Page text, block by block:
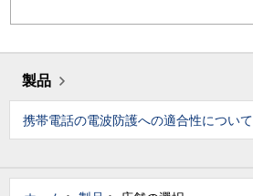
製品
携帯電話の電波防護への適合性について